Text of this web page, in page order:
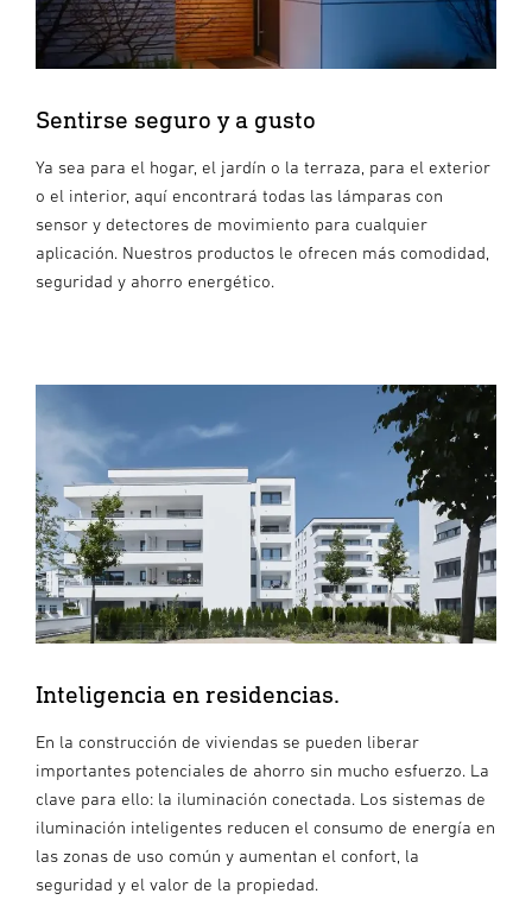
Sentirse seguro y a gusto
Ya sea para el hogar, el jardín o la terraza, para el exterior
o el interior, aquí encontrará todas las lámparas con
sensor y detectores de movimiento para cualquier
aplicación. Nuestros productos le ofrecen más comodidad,
seguridad y ahorro energético.
Inteligencia en residencias.
En la construcción de viviendas se pueden liberar
importantes potenciales de ahorro sin mucho esfuerzo. La
clave para ello: la iluminación conectada. Los sistemas de
iluminación inteligentes reducen el consumo de energía en
las zonas de uso común y aumentan el confort, la
seguridad y el valor de la propiedad.